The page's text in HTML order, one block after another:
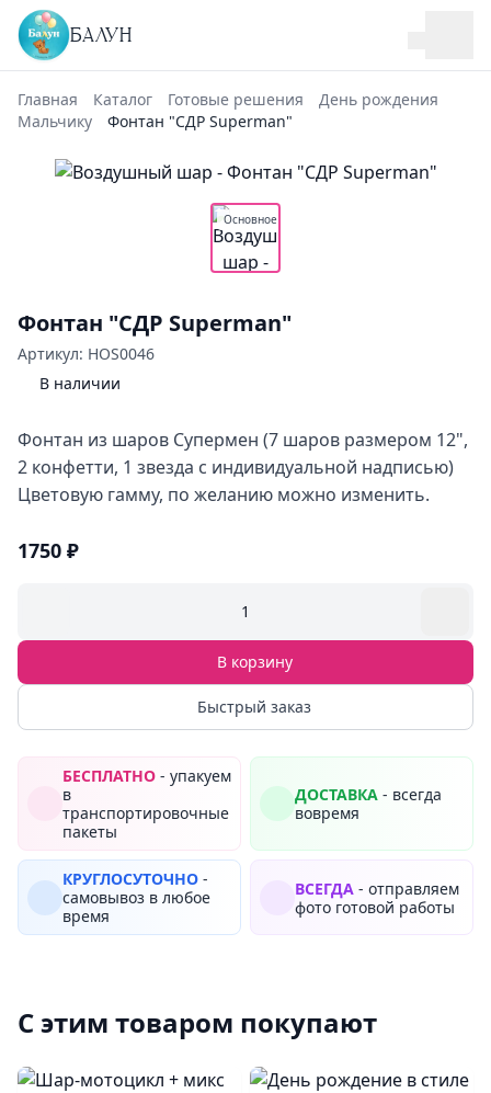
БАЛУН
Главная Каталог Готовые решения
День рождения
Мальчику
Фонтан "СДР Superman"
Основное
Фонтан "СДР Superman"
Артикул: HOS0046
В наличии
Фонтан из шаров Супермен (7 шаров размером 12",
2 конфетти, 1 звезда с индивидуальной надписью)
Цветовую гамму, по желанию можно изменить.
1750 ₽
1
В корзину
Быстрый заказ
БЕСПЛАТНО - упакуем
в
транспортировочные
пакеты
ДОСТАВКА - всегда
вовремя
КРУГЛОСУТОЧНО -
самовывоз в любое
время
ВСЕГДА - отправляем
фото готовой работы
С этим товаром покупают